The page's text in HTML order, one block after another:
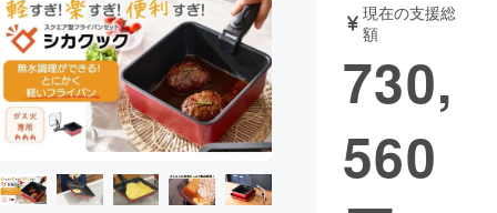
テクノロジー・ガジェット
映像・映画 書籍・雑誌
ビジネス・起業 チャレンジ
現在の支援総
額
730,
560